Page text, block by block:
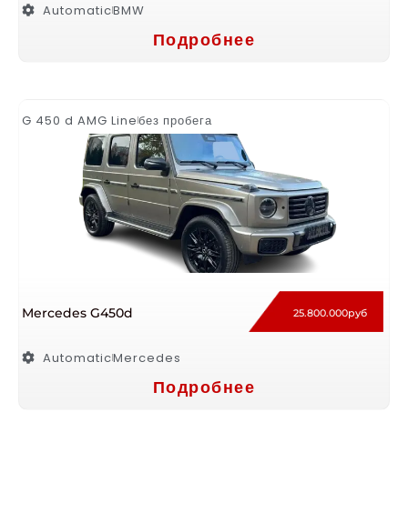
AutomaticBMW
Подробнее
G 450 d AMG Lineбез пробега
Mercedes G450d 25.800.000руб
AutomaticMercedes
Подробнее